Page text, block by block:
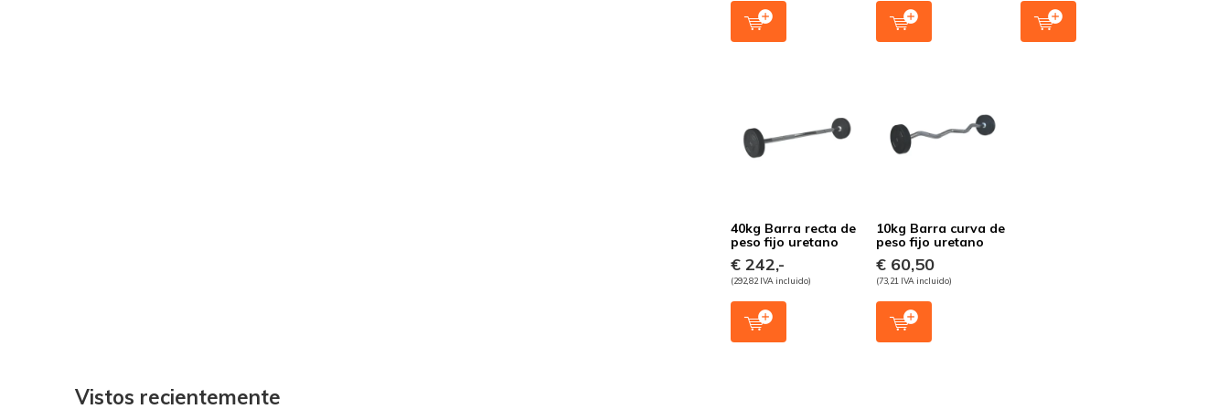
40kg Barra recta de
peso fijo uretano
€ 242,-
(292,82 IVA incluido)
10kg Barra curva de
peso fijo uretano
€ 60,50
(73,21 IVA incluido)
Vistos recientemente